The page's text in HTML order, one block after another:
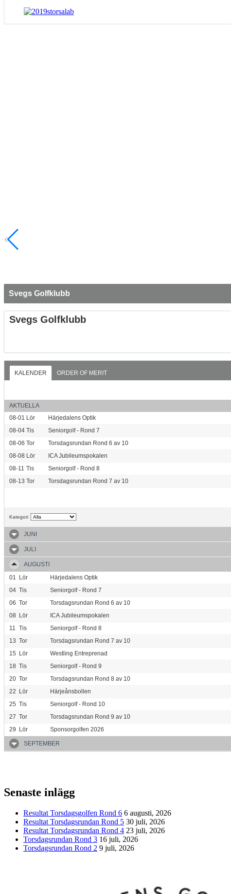
Svegs Golfklubb
Svegs Golfklubb
KALENDER ORDER OF MERIT
AKTUELLA
08-01 Lör
Härjedalens Optik
08-04 Tis
Seniorgolf - Rond 7
08-06 Tor
Torsdagsrundan Rond 6 av 10
08-08 Lör
ICA Jubileumspokalen
08-11 Tis
Seniorgolf - Rond 8
08-13 Tor Torsdagsrundan Rond 7 av 10
Kategori
JUNI
JULI
AUGUSTI
01
Lör
Härjedalens Optik
04 Tis
Seniorgolf - Rond 7
06 Tor
Torsdagsrundan Rond 6 av 10
08 Lör
ICA Jubileumspokalen
11
Tis
Seniorgolf - Rond 8
13 Tor
Torsdagsrundan Rond 7 av 10
15 Lör
Westling Entreprenad
18 Tis
Seniorgolf - Rond 9
20 Tor
Torsdagsrundan Rond 8 av 10
22 Lör
Härjeånsbollen
25 Tis
Seniorgolf - Rond 10
27 Tor
Torsdagsrundan Rond 9 av 10
29 Lör Sponsorgolfen 2026
SEPTEMBER
Senaste inlägg
Resultat Torsdagsgolfen Rond 6 6 augusti, 2026
Resultat Torsdagsrundan Rond 5 30 juli, 2026
Resultat Torsdagsrundan Rond 4 23 juli, 2026
Torsdagsrundan Rond 3 16 juli, 2026
Torsdagsrundan Rond 2 9 juli, 2026